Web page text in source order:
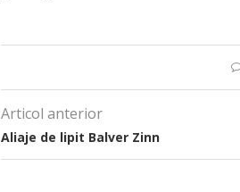
Articol anterior
Aliaje de lipit Balver Zinn